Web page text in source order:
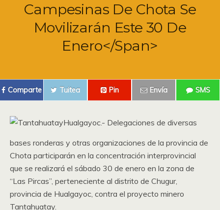
Campesinas De Chota Se
Movilizarán Este 30 De
Enero</span>
Comparte Tuitea Pin Envía SMS
Hualgayoc.- Delegaciones de diversas
bases ronderas y otras organizaciones de la provincia de
Chota participarán en la concentración interprovincial
que se realizará el sábado 30 de enero en la zona de
“Las Pircas”, perteneciente al distrito de Chugur,
provincia de Hualgayoc, contra el proyecto minero
Tantahuatay.